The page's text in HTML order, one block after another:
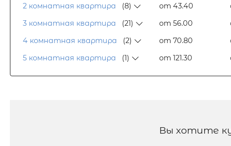
2 комнатная квартира (8) от 43.40
3 комнатная квартира (21) от 56.00
4 комнатная квартира (2) от 70.80
5 комнатная квартира (1) от 121.30
Вы хотите